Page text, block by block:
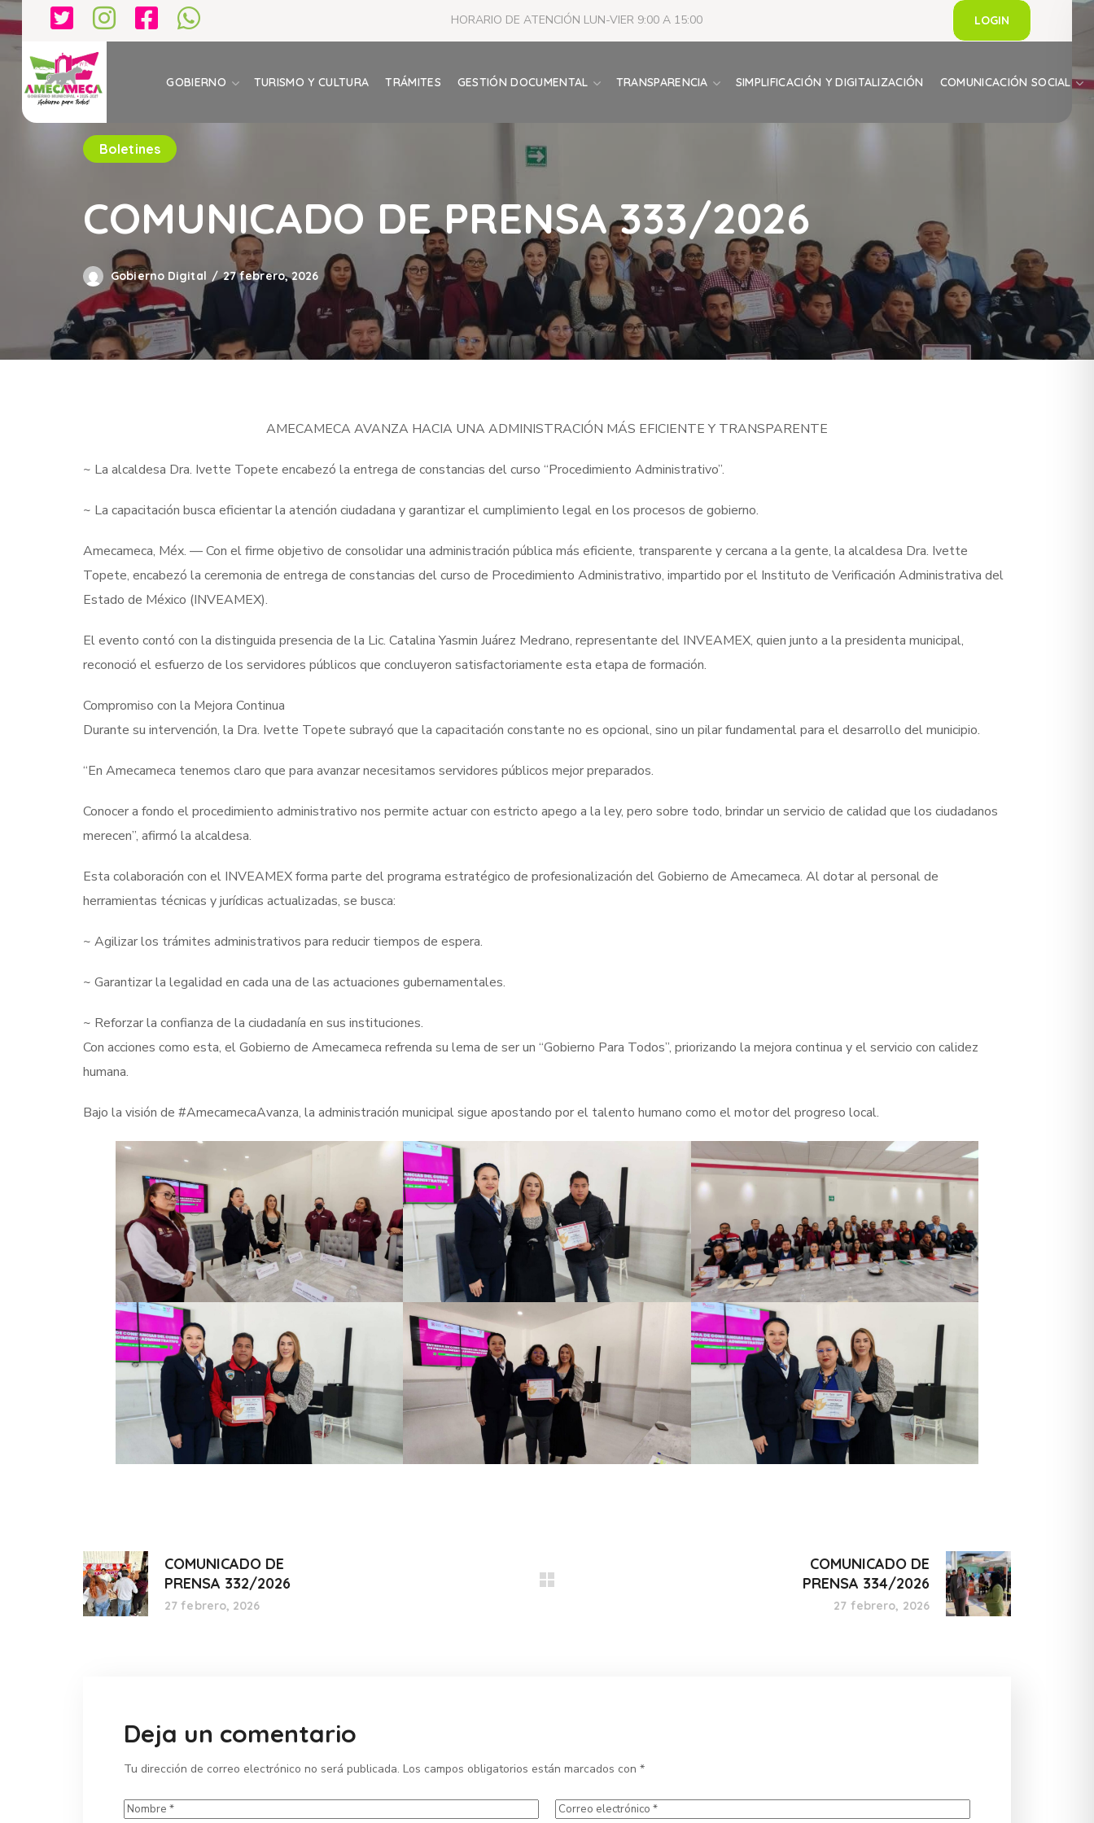
HORARIO DE ATENCIÓN LUN-VIER 9:00 A 15:00 LOGIN
GOBIERNO TURISMO Y CULTURA TRÁMITES GESTIÓN DOCUMENTAL TRANSPARENCIA SIMPLIFICACIÓN Y DIGITALIZACIÓN COMUNICACIÓN SOCIAL
Boletines
COMUNICADO DE PRENSA 333/2026
Gobierno Digital 27 febrero, 2026
AMECAMECA AVANZA HACIA UNA ADMINISTRACIÓN MÁS EFICIENTE Y TRANSPARENTE
~ La alcaldesa Dra. Ivette Topete encabezó la entrega de constancias del curso “Procedimiento Administrativo”.
~ La capacitación busca eficientar la atención ciudadana y garantizar el cumplimiento legal en los procesos de gobierno.
Amecameca, Méx. — Con el firme objetivo de consolidar una administración pública más eficiente, transparente y cercana a la gente, la alcaldesa Dra. Ivette
Topete, encabezó la ceremonia de entrega de constancias del curso de Procedimiento Administrativo, impartido por el Instituto de Verificación Administrativa del
Estado de México (INVEAMEX).
El evento contó con la distinguida presencia de la Lic. Catalina Yasmin Juárez Medrano, representante del INVEAMEX, quien junto a la presidenta municipal,
reconoció el esfuerzo de los servidores públicos que concluyeron satisfactoriamente esta etapa de formación.
Compromiso con la Mejora Continua
Durante su intervención, la Dra. Ivette Topete subrayó que la capacitación constante no es opcional, sino un pilar fundamental para el desarrollo del municipio.
“En Amecameca tenemos claro que para avanzar necesitamos servidores públicos mejor preparados.
Conocer a fondo el procedimiento administrativo nos permite actuar con estricto apego a la ley, pero sobre todo, brindar un servicio de calidad que los ciudadanos
merecen”, afirmó la alcaldesa.
Esta colaboración con el INVEAMEX forma parte del programa estratégico de profesionalización del Gobierno de Amecameca. Al dotar al personal de
herramientas técnicas y jurídicas actualizadas, se busca:
~ Agilizar los trámites administrativos para reducir tiempos de espera.
~ Garantizar la legalidad en cada una de las actuaciones gubernamentales.
~ Reforzar la confianza de la ciudadanía en sus instituciones.
Con acciones como esta, el Gobierno de Amecameca refrenda su lema de ser un “Gobierno Para Todos”, priorizando la mejora continua y el servicio con calidez
humana.
Bajo la visión de #AmecamecaAvanza, la administración municipal sigue apostando por el talento humano como el motor del progreso local.
COMUNICADO DE
PRENSA 332/2026
27 febrero, 2026
COMUNICADO DE
PRENSA 334/2026
27 febrero, 2026
Deja un comentario
Tu dirección de correo electrónico no será publicada. Los campos obligatorios están marcados con *